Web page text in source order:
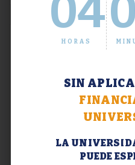
04
HORAS
SIN
LA
PUEDE